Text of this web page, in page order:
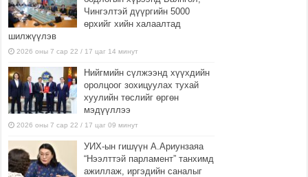
Чингэлтэй дүүргийн 5000
өрхийг хийн халаалтад
шилжүүлэв
2026 оны 7 сар 22 / 17 цаг 14 минут
Нийгмийн сүлжээнд хүүхдийн
оролцоог зохицуулах тухай
хуулийн төслийг өргөн
мэдүүллээ
2026 оны 7 сар 22 / 17 цаг 09 минут
УИХ-ын гишүүн А.Ариунзаяа
“Нээлттэй парламент” танхимд
ажиллаж, иргэдийн саналыг